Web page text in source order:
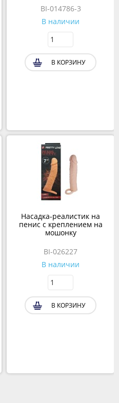
BI-014786-3
В наличии
В КОРЗИНУ
Насадка-реалистик на
пенис с креплением на
мошонку
BI-026227
В наличии
В КОРЗИНУ